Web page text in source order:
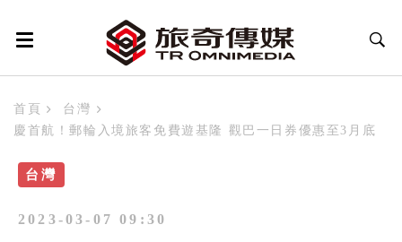
首頁
台灣
慶首航！郵輪入境旅客免費遊基隆 觀巴一日券優惠至3月底
台灣
2023-03-07 09:30